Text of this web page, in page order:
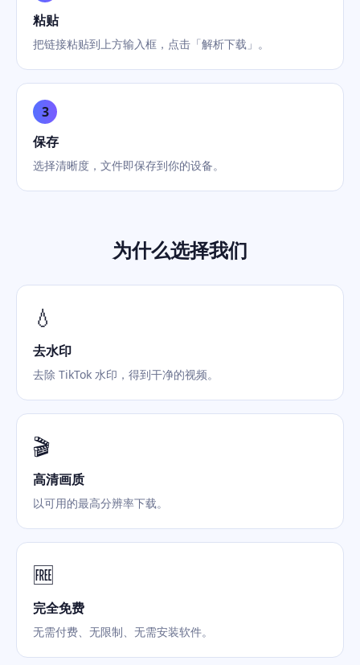
粘贴
把链接粘贴到上方输入框，点击「解析下载」。
3
保存
选择清晰度，文件即保存到你的设备。
为什么选择我们
💧
去水印
去除 TikTok 水印，得到干净的视频。
🎬
高清画质
以可用的最高分辨率下载。
🆓
完全免费
无需付费、无限制、无需安装软件。